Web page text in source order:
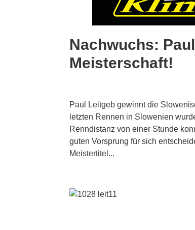
Nachwuchs:
Meisterschaft!
Paul Leitgeb gewinnt die
letzten Rennen in Slowenien
Renndistanz von einer Stunde
guten Vorsprung für sich
Meistertitel...